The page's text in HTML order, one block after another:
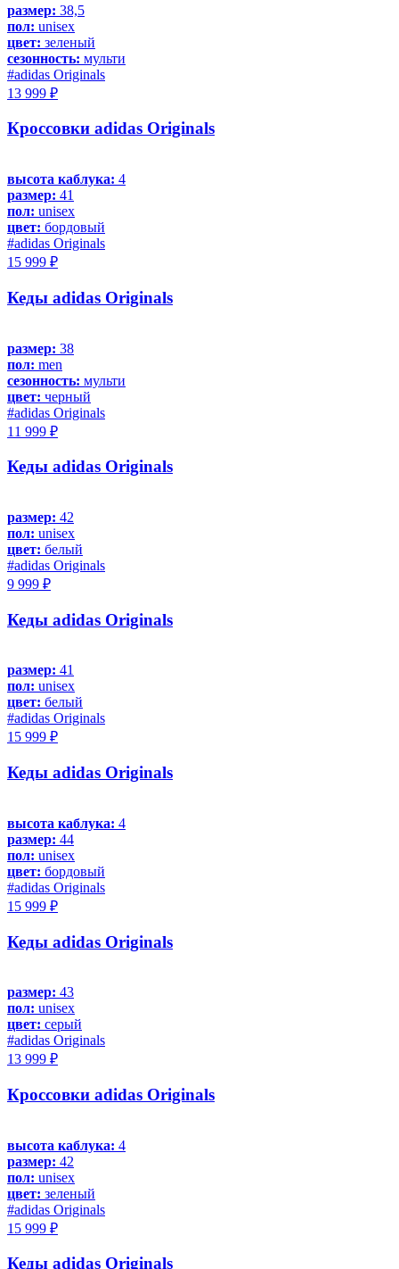
размер: 38,5
пол: unisex
цвет: зеленый
сезонность: мульти
#adidas Originals
13 999 ₽
Кроссовки adidas Originals
высота каблука: 4
размер: 41
пол: unisex
цвет: бордовый
#adidas Originals
15 999 ₽
Кеды adidas Originals
размер: 38
пол: men
сезонность: мульти
цвет: черный
#adidas Originals
11 999 ₽
Кеды adidas Originals
размер: 42
пол: unisex
цвет: белый
#adidas Originals
9 999 ₽
Кеды adidas Originals
размер: 41
пол: unisex
цвет: белый
#adidas Originals
15 999 ₽
Кеды adidas Originals
высота каблука: 4
размер: 44
пол: unisex
цвет: бордовый
#adidas Originals
15 999 ₽
Кеды adidas Originals
размер: 43
пол: unisex
цвет: серый
#adidas Originals
13 999 ₽
Кроссовки adidas Originals
высота каблука: 4
размер: 42
пол: unisex
цвет: зеленый
#adidas Originals
15 999 ₽
Кеды adidas Originals